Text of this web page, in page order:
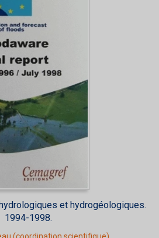
et hydrogéologiques.
1994-1998.